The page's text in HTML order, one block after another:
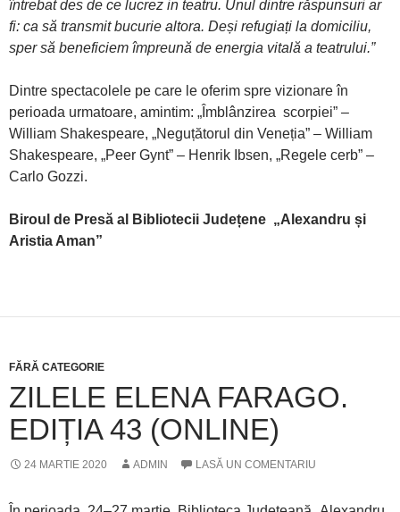
întrebat des de ce lucrez in teatru. Unul dintre răspunsuri ar
fi: ca să transmit bucurie altora. Deși refugiați la domiciliu,
sper să beneficiem împreună de energia vitală a teatrului.”
Dintre spectacolele pe care le oferim spre vizionare în
perioada urmatoare, amintim: „Îmblânzirea scorpiei” –
William Shakespeare, „Neguțătorul din Veneția” – William
Shakespeare, „Peer Gynt” – Henrik Ibsen, „Regele cerb” –
Carlo Gozzi.
Biroul de Presă al Bibliotecii Județene „Alexandru și
Aristia Aman”
FĂRĂ CATEGORIE
ZILELE ELENA FARAGO.
EDIȚIA 43 (ONLINE)
24 MARTIE 2020 ADMIN LASĂ UN COMENTARIU